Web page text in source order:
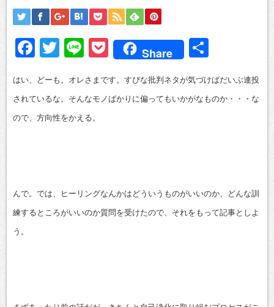
Facebook
Twitter
LinePocket
Share
はい、どーも。オレさまです。すぴな批判ネタが気づけばだいぶ連投
されているな。そんなモノばかりに偏ってもいかがなものか・・・な
ので、方向性をかえる。
んで。では、ヒーリングなんかはどういうものがいいのか、どんな訓
練するところがいいのか質問を受けたので、それをもって記事としよ
う。